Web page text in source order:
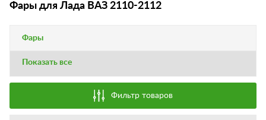
Фары для Лада ВАЗ 2110-2112
Фары
Показать все
Фильтр товаров